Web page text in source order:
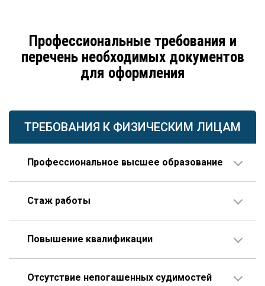
Профессиональные требования и
перечень необходимых документов
для оформления
ТРЕБОВАНИЯ К ФИЗИЧЕСКИМ ЛИЦАМ
Профессиональное высшее образование
проектирования.
Стаж работы
или больше, 3 года из которых – на руководящей
Опыт работы по специальности – не менее 10 лет,
которые отсчитываются только после получения диплома
Повышение квалификации
раз в течение последних пяти лет.
Отсутствие непогашенных судимостей